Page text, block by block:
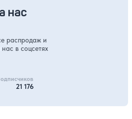
нас
распродаж и
в соцсетях
21 176